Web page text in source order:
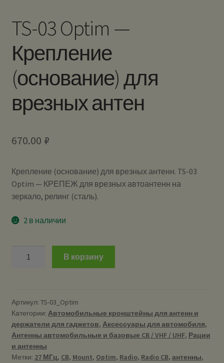
TS-03 Optim —
Крепление
(основание) для
врезных антен
670.00 ₽
Крепление (основание) для врезных антенн. TS-03
Optim — КРЕПЕЖ для врезных автоантенн на
зеркало, релинг (сталь).
2 в наличии
-
Крепление
(основание)
для
врезных
В корзину
Артикул: TS-03_Optim
Категории: Автомобильные кронштейны для антенн и
держатели для гаджетов, Аксессуары для автомобиля,
Антенны автомобильные и базовые CB / VHF / UHF, Рации
и антенны
Метки: 27 МГц, CB, Mount, Optim, Radio, Radio CB, антенны,